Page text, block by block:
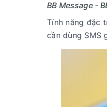
BB Message -
Tính năng đặc
cần dùng SMS